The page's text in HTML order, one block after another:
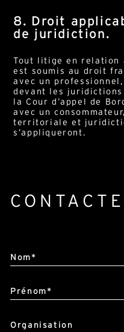
8. Droit
de juridiction.
Tout litige en relation
est soumis au droit
avec un
devant les juridictions
la Cour d’appel de
avec un
territoriale et
s’appliqueront.
Nom*
Prénom*
Organisation